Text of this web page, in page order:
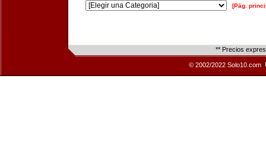
[Pág.
** Precios
© 2002/2022 Solo10.com